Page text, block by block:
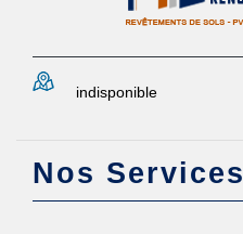
indisponible
Nos Services